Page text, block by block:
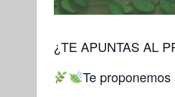
¿TE APUNTAS AL
Te